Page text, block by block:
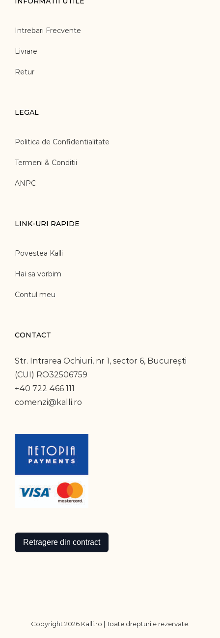
Intrebari Frecvente
Livrare
Retur
LEGAL
Politica de Confidentialitate
Termeni & Conditii
ANPC
LINK-URI RAPIDE
Povestea Kalli
Hai sa vorbim
Contul meu
CONTACT
Str. Intrarea Ochiuri, nr 1, sector 6, București
(CUI) RO32506759
+40 722 466 111
comenzi@kalli.ro
Retragere din contract
Copyright2026 Kalli.ro | Toate drepturile rezervate.